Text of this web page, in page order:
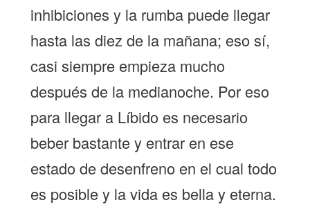
inhibiciones y la rumba puede llegar
hasta las diez de la mañana; eso sí,
casi siempre empieza mucho
después de la medianoche. Por eso
para llegar a Líbido es necesario
beber bastante y entrar en ese
estado de desenfreno en el cual todo
es posible y la vida es bella y eterna.